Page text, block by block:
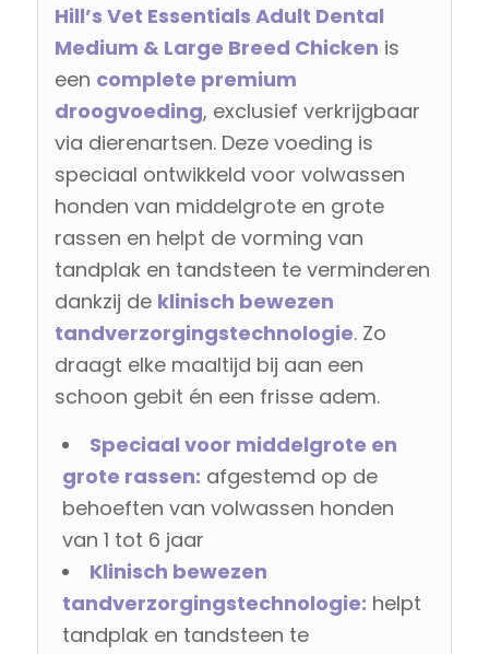
Hill’s Vet Essentials Adult Dental
Medium & Large Breed Chicken is
een complete premium
droogvoeding, exclusief verkrijgbaar
via dierenartsen. Deze voeding is
speciaal ontwikkeld voor volwassen
honden van middelgrote en grote
rassen en helpt de vorming van
tandplak en tandsteen te verminderen
dankzij de klinisch bewezen
tandverzorgingstechnologie. Zo
draagt elke maaltijd bij aan een
schoon gebit én een frisse adem.
Speciaal voor middelgrote en
grote rassen: afgestemd op de
behoeften van volwassen honden
van 1 tot 6 jaar
Klinisch bewezen
tandverzorgingstechnologie: helpt
tandplak en tandsteen te